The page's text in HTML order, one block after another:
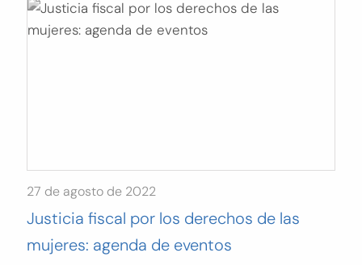
27 de agosto de 2022
Justicia fiscal por los derechos de las
mujeres: agenda de eventos